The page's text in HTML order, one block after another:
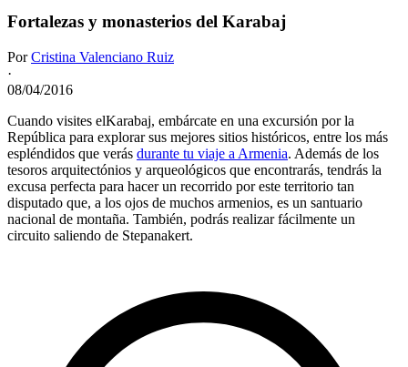
Fortalezas y monasterios del Karabaj
PorCristina Valenciano Ruiz
·
08/04/2016
Cuando visites elKarabaj, embárcate en una excursión por la
República para explorar sus mejores sitios históricos, entre los más
espléndidos que verás durante tu viaje a Armenia. Además de los
tesoros arquitectónios y arqueológicos que encontrarás, tendrás la
excusa perfecta para hacer un recorrido por este territorio tan
disputado que, a los ojos de muchos armenios, es un santuario
nacional de montaña. También, podrás realizar fácilmente un
circuito saliendo de Stepanakert.